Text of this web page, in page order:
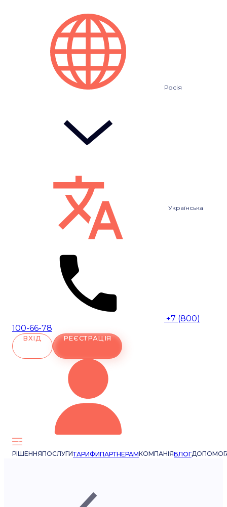
Росія
Українська
+7 (800)
100-66-78
ВХІД РЕЄСТРАЦІЯ
РІШЕННЯПОСЛУГИТАРИФИПАРТНЕРАМКОМПАНІЯБЛОГ